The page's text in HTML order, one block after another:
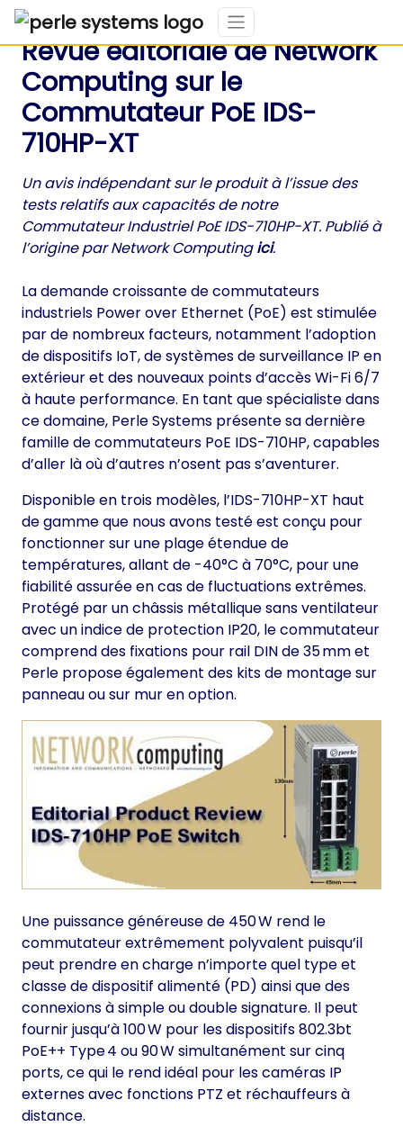
Revue éditoriale de Network
Computing sur le
Commutateur PoE IDS-
710HP-XT
Un avis indépendant sur le produit à l’issue des
tests relatifs aux capacités de notre
Commutateur Industriel PoE IDS-710HP-XT. Publié à
l’origine par Network Computingici.
La demande croissante de commutateurs
industriels Power over Ethernet (PoE) est stimulée
par de nombreux facteurs, notamment l’adoption
de dispositifs IoT, de systèmes de surveillance IP en
extérieur et des nouveaux points d’accès Wi-Fi 6/7
à haute performance. En tant que spécialiste dans
ce domaine, Perle Systems présente sa dernière
famille de commutateurs PoE IDS-710HP, capables
d’aller là où d’autres n’osent pas s’aventurer.
Disponible en trois modèles, l’IDS-710HP-XT haut
de gamme que nous avons testé est conçu pour
fonctionner sur une plage étendue de
températures, allant de -40°C à 70°C, pour une
fiabilité assurée en cas de fluctuations extrêmes.
Protégé par un châssis métallique sans ventilateur
avec un indice de protection IP20, le commutateur
comprend des fixations pour rail DIN de 35 mm et
Perle propose également des kits de montage sur
panneau ou sur mur en option.
Une puissance généreuse de 450 W rend le
commutateur extrêmement polyvalent puisqu’il
peut prendre en charge n’importe quel type et
classe de dispositif alimenté (PD) ainsi que des
connexions à simple ou double signature. Il peut
fournir jusqu’à 100 W pour les dispositifs 802.3bt
PoE++ Type 4 ou 90 W simultanément sur cinq
ports, ce qui le rend idéal pour les caméras IP
externes avec fonctions PTZ et réchauffeurs à
distance.